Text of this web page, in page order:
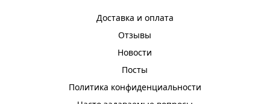
Доставка и оплата
Отзывы
Новости
Посты
Политика конфиденциальности